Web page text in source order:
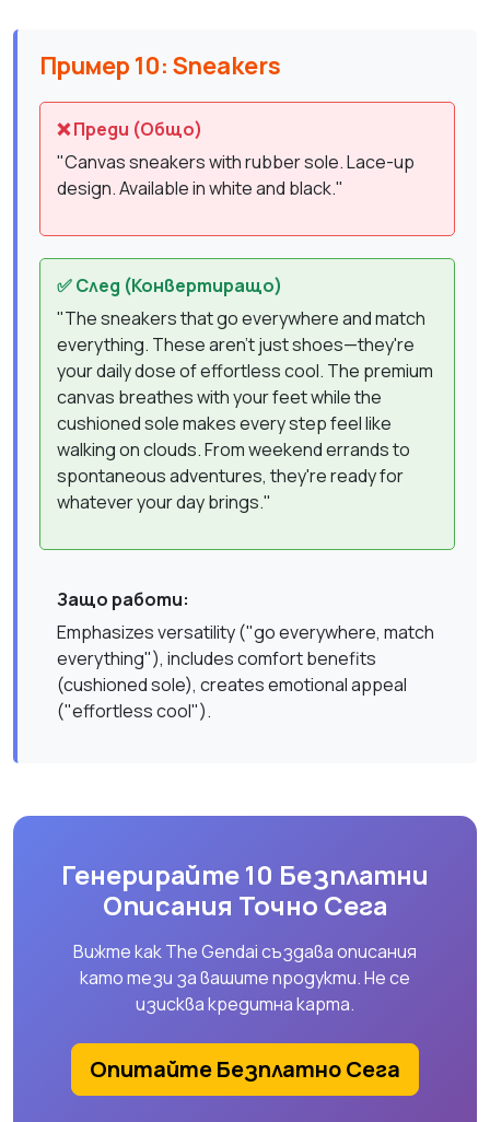
Пример 10: Sneakers
❌ Преди (Общо)
"Canvas sneakers with rubber sole. Lace-up
design. Available in white and black."
✅ След (Конвертиращо)
"The sneakers that go everywhere and match
everything. These aren't just shoes—they're
your daily dose of effortless cool. The premium
canvas breathes with your feet while the
cushioned sole makes every step feel like
walking on clouds. From weekend errands to
spontaneous adventures, they're ready for
whatever your day brings."
Защо работи:
Emphasizes versatility ("go everywhere, match
everything"), includes comfort benefits
(cushioned sole), creates emotional appeal
("effortless cool").
Генерирайте 10 Безплатни
Описания Точно Сега
Вижте как The Gendai създава описания
като тези за вашите продукти. Не се
изисква кредитна карта.
Опитайте Безплатно Сега